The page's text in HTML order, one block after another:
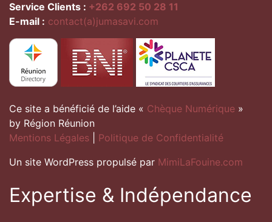
Service Clients : +262 692 50 28 11
E-mail : contact(a)jumasavi.com
Ce site a bénéficié de l’aide « Chèque Numérique »
by Région Réunion
Mentions Légales
Politique de Confidentialité
Un site WordPress propulsé par MimiLaFouine.com
Expertise & Indépendance